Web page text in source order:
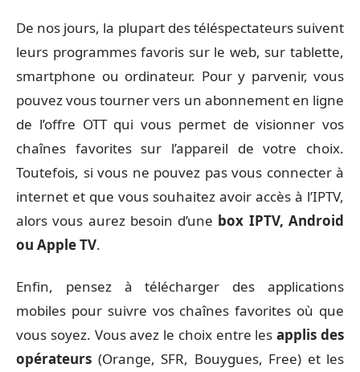
De nos jours, la plupart des téléspectateurs suivent
leurs programmes favoris sur le web, sur tablette,
smartphone ou ordinateur. Pour y parvenir, vous
pouvez vous tourner vers un abonnement en ligne
de l’offre OTT qui vous permet de visionner vos
chaînes favorites sur l’appareil de votre choix.
Toutefois, si vous ne pouvez pas vous connecter à
internet et que vous souhaitez avoir accès à l’IPTV,
alors vous aurez besoin d’une box IPTV, Android
ou Apple TV.
Enfin, pensez à télécharger des applications
mobiles pour suivre vos chaînes favorites où que
vous soyez. Vous avez le choix entre lesapplis des
opérateurs (Orange, SFR, Bouygues, Free) et les